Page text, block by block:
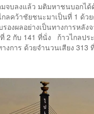
จบลงแล้ว มติมหาชนบอกได้
คว้าชัยชนะมาเป็นที่ 1 ด้วย
รองผลอย่างเป็นทางการหลัง
2 กับ 141 ที่นั่ง ก้าวไกลปร
งการ ด้วยจำนวนเสียง